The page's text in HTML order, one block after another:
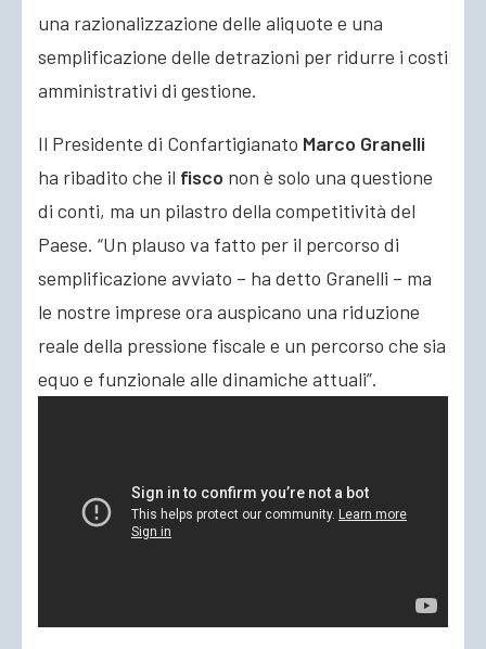
una razionalizzazione delle aliquote e una
semplificazione delle detrazioni per ridurre i costi
amministrativi di gestione.
Il Presidente di Confartigianato Marco Granelli
ha ribadito che il fisco non è solo una questione
di conti, ma un pilastro della competitività del
Paese. “Un plauso va fatto per il percorso di
semplificazione avviato – ha detto Granelli – ma
le nostre imprese ora auspicano una riduzione
reale della pressione fiscale e un percorso che sia
equo e funzionale alle dinamiche attuali”.